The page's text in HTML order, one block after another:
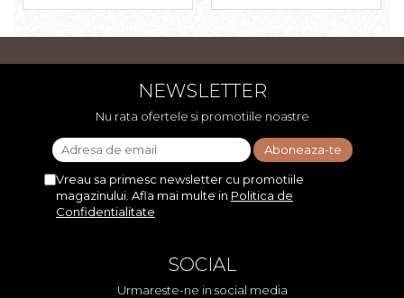
NEWSLETTER
Nu rata ofertele si promotiile noastre
Vreau sa primesc newsletter cu promotiile
magazinului. Afla mai multe in Politica de
Confidentialitate
SOCIAL
Urmareste-ne in social media